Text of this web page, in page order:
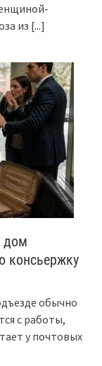
из [...]
дом
консьержку
обычно
с работы,
у почтовых